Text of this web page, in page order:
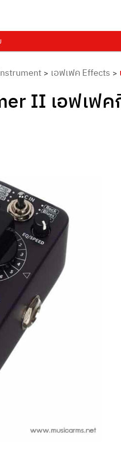
> เอฟเฟค Effects >
II เอฟเฟค